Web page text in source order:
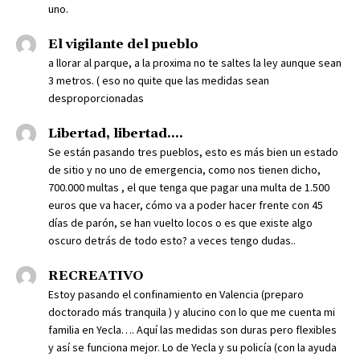
uno.
El vigilante del pueblo
a llorar al parque, a la proxima no te saltes la ley aunque sean
3 metros. ( eso no quite que las medidas sean
desproporcionadas
Libertad, libertad....
Se están pasando tres pueblos, esto es más bien un estado
de sitio y no uno de emergencia, como nos tienen dicho,
700.000 multas , el que tenga que pagar una multa de 1.500
euros que va hacer, cómo va a poder hacer frente con 45
días de parón, se han vuelto locos o es que existe algo
oscuro detrás de todo esto? a veces tengo dudas..
RECREATIVO
Estoy pasando el confinamiento en Valencia (preparo
doctorado más tranquila ) y alucino con lo que me cuenta mi
familia en Yecla…. Aquí las medidas son duras pero flexibles
y así se funciona mejor. Lo de Yecla y su policía (con la ayuda